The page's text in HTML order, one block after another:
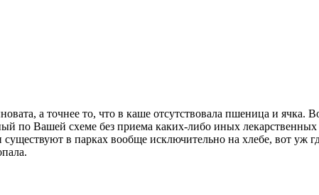
а точнее то, что в каше отсутствовала пшеница и ячка.
по Вашей схеме без приема каких-либо иных
в парках вообще исключительно на хлебе, вот уж